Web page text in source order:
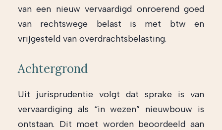
van een nieuw vervaardigd onroerend goed
van rechtswege belast is met btw en
vrijgesteld van overdrachtsbelasting.
Achtergrond
Uit jurisprudentie volgt dat sprake is van
vervaardiging als “in wezen” nieuwbouw is
ontstaan. Dit moet worden beoordeeld aan